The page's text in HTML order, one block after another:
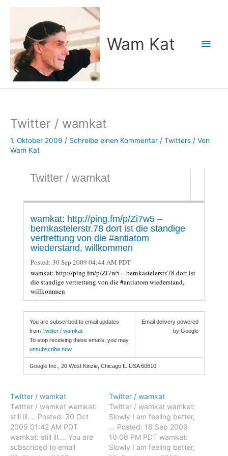
Wam Kat
Twitter / wamkat
1. Oktober 2009 / Schreibe einen Kommentar / Twitters / Von
Wam Kat
Twitter / wamkat
wamkat: http://ping.fm/p/Zi7w5 –
bernkastelerstr.78 dort ist die standige
vertrettung von die #antiatom
wiederstand, willkommen
Posted: 30 Sep 2009 04:44 AM PDT
wamkat: http://ping.fm/p/Zi7w5 – bernkastelerstr.78 dort ist
die standige vertrettung von die #antiatom wiederstand,
willkommen
You are subscribed to email updates
from Twitter / wamkat
To stop receiving these emails, you may
unsubscribe now.
Email delivery powered
by Google
Google Inc., 20 West Kinzie, Chicago IL USA 60610
Twitter / wamkat
Twitter / wamkat wamkat:
still ill.... Posted: 30 Oct
2009 01:42 AM PDT
wamkat: still ill.... You are
subscribed to email
Twitter / wamkat
Twitter / wamkat wamkat:
Slowly I am feeling better,
... Posted: 16 Sep 2009
10:06 PM PDT wamkat:
Slowly I am feeling better,